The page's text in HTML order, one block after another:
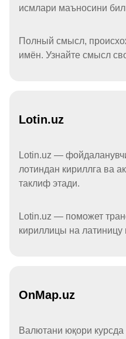
исмлари маъносини
Полный смысл,
имён. Узнайте смысл
Lotin.uz
Lotin.uz —
лотиндан кириллга ва
таклиф этади.
Lotin.uz — поможет
кириллицы на латиницу
OnMap.uz
Валютани юқори